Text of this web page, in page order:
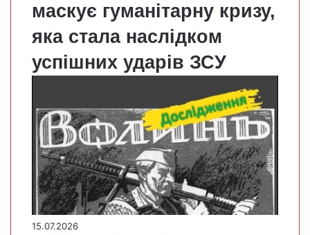
маскує гуманітарну кризу,
яка стала наслідком
успішних ударів ЗСУ
15.07.2026